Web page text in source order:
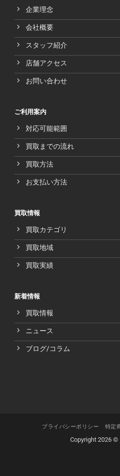
企業理念
会社概要
スタッフ紹介
店舗アクセス
お問い合わせ
ご利用案内
対応可能範囲
買取までの流れ
買取方法
お支払い方法
買取情報
買取カテゴリ
買取地域
買取実績
新着情報
買取情報
ニュース
ブログ/コラム
プライバシーポリシー 特定
Copyright 2026 ©